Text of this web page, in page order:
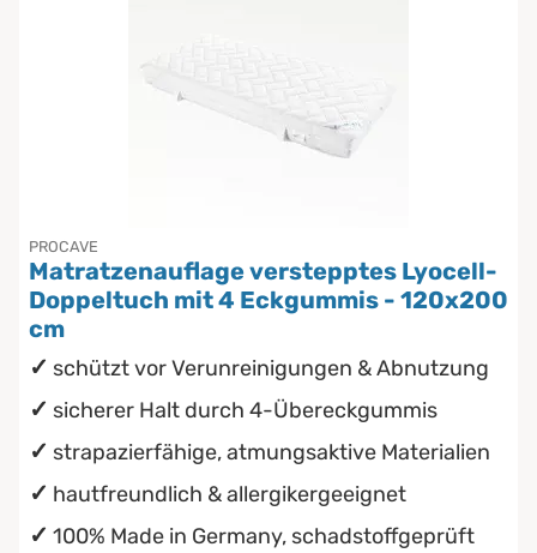
PROCAVE
Matratzenauflage verstepptes Lyocell-
Doppeltuch mit 4 Eckgummis - 120x200
cm
schützt vor Verunreinigungen & Abnutzung
sicherer Halt durch 4-Übereckgummis
strapazierfähige, atmungsaktive Materialien
hautfreundlich & allergikergeeignet
100% Made in Germany, schadstoffgeprüft